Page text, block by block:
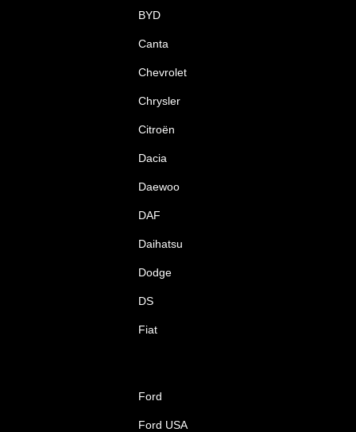
BYD
Canta
Chevrolet
Chrysler
Citroën
Dacia
Daewoo
DAF
Daihatsu
Dodge
DS
Fiat
Ford
Ford USA